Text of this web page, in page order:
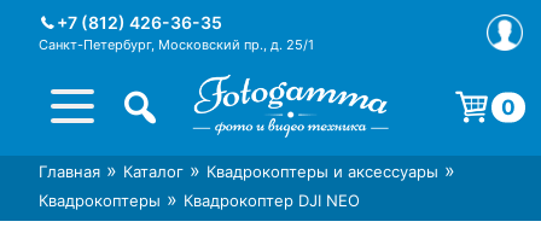
+7 (812) 426-36-35
Санкт-Петербург, Московский пр., д. 25/1
Интернет-магазин фототехники
Foto-Gamma в СПб
Магазин фотоаксессуаров foto-
gamma.ru
0
Корзина пуста.
Главная » Каталог » Квадрокоптеры и аксессуары »
Квадрокоптеры » Квадрокоптер DJI NEO